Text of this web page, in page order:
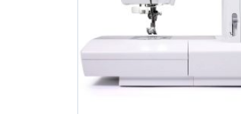
DETAILS